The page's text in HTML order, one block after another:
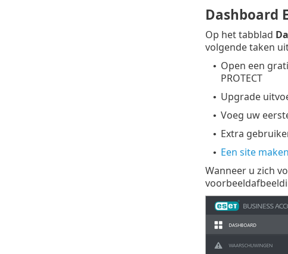
Dashboard
Op het tabblad
volgende taken
• Open een
PROTECT
• Upgrade
• Voeg uw
• Extra
• Een site maken
Wanneer u zich